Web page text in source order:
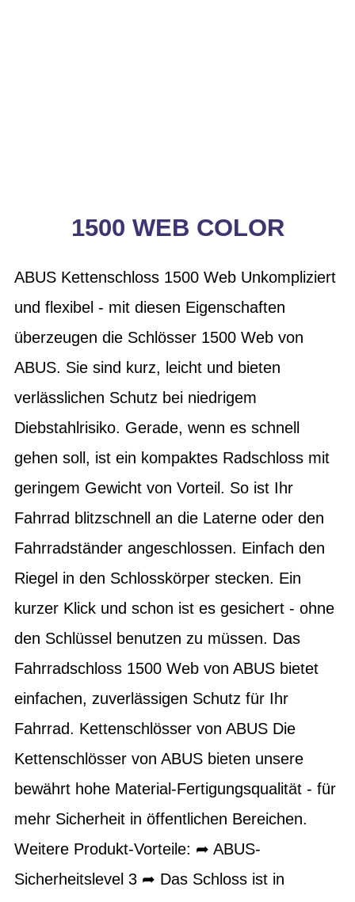
1500 WEB COLOR
ABUS Kettenschloss 1500 Web Unkompliziert
und flexibel - mit diesen Eigenschaften
überzeugen die Schlösser 1500 Web von
ABUS. Sie sind kurz, leicht und bieten
verlässlichen Schutz bei niedrigem
Diebstahlrisiko. Gerade, wenn es schnell
gehen soll, ist ein kompaktes Radschloss mit
geringem Gewicht von Vorteil. So ist Ihr
Fahrrad blitzschnell an die Laterne oder den
Fahrradständer angeschlossen. Einfach den
Riegel in den Schlosskörper stecken. Ein
kurzer Klick und schon ist es gesichert - ohne
den Schlüssel benutzen zu müssen. Das
Fahrradschloss 1500 Web von ABUS bietet
einfachen, zuverlässigen Schutz für Ihr
Fahrrad. Kettenschlösser von ABUS Die
Kettenschlösser von ABUS bieten unsere
bewährt hohe Material-Fertigungsqualität - für
mehr Sicherheit in öffentlichen Bereichen.
Weitere Produkt-Vorteile: ➦ ABUS-
Sicherheitslevel 3 ➦ Das Schloss ist in